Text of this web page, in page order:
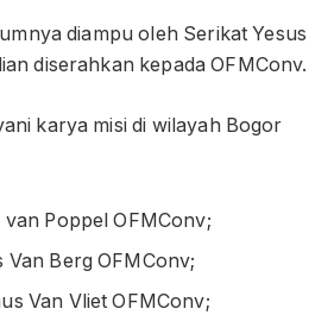
diampu oleh Serikat Yesus
diserahkan kepada OFMConv.
karya misi di wilayah Bogor
van Poppel OFMConv;
Van Berg OFMConv;
Van Vliet OFMConv;